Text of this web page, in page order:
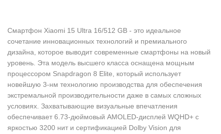
Смартфон Xiaomi 15 Ultra 16/512 GB - это идеальное
сочетание инновационных технологий и премиального
дизайна, которое выводит современные смартфоны на новый
уровень. Эта модель высшего класса оснащена мощным
процессором Snapdragon 8 Elite, который использует
новейшую 3-нм технологию производства для обеспечения
экстремальной производительности даже в самых сложных
условиях. Захватывающие визуальные впечатления
обеспечивает 6.73-дюймовый AMOLED-дисплей WQHD+ с
яркостью 3200 нит и сертификацией Dolby Vision для